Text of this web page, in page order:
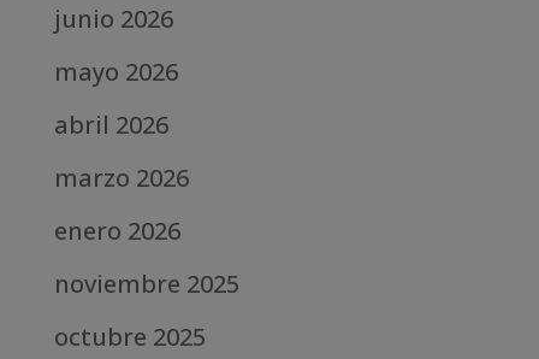
junio 2026
mayo 2026
abril 2026
marzo 2026
enero 2026
noviembre 2025
octubre 2025